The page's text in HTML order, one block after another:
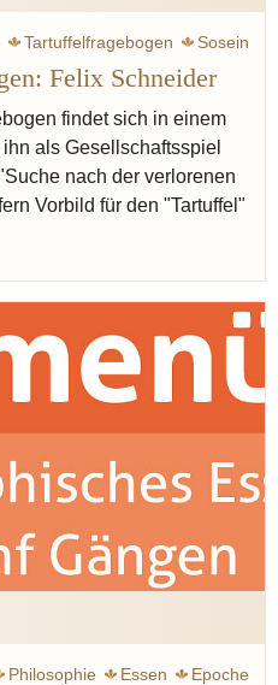
Tartuffelfragebogen
Sosein
Gastfreundschaft
Philosophie
Felix Schneider
findet sich in einem
als Gesellschaftsspiel
nach der verlorenen
Vorbild für den "Tartuffel"
Philosophie Essen Epoche